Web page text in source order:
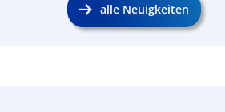
alle Neuigkeiten